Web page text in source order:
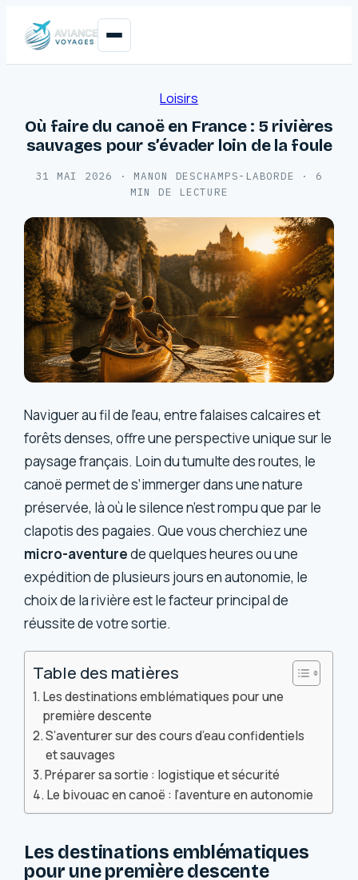
Loisirs
Où faire du canoë en France : 5 rivières
sauvages pour s’évader loin de la foule
31 MAI 2026 · MANON DESCHAMPS-LABORDE ·
6
MIN DE LECTURE
Naviguer au fil de l’eau, entre falaises calcaires et
forêts denses, offre une perspective unique sur le
paysage français. Loin du tumulte des routes, le
canoë permet de s’immerger dans une nature
préservée, là où le silence n’est rompu que par le
clapotis des pagaies. Que vous cherchiez une
micro-aventurede quelques heures ou une
expédition de plusieurs jours en autonomie, le
choix de la rivière est le facteur principal de
réussite de votre sortie.
Table des matières
Les destinations emblématiques pour une
première descente
S’aventurer sur des cours d’eau confidentiels
et sauvages
Préparer sa sortie : logistique et sécurité
Le bivouac en canoë : l’aventure en autonomie
Les destinations emblématiques
pour une première descente